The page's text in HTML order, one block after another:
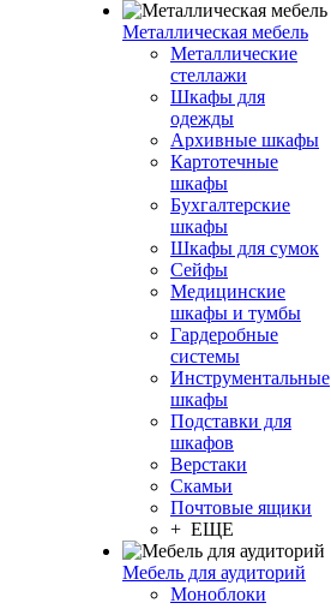
Металлическая мебель
Металлические
стеллажи
Шкафы для
одежды
Архивные шкафы
Картотечные
шкафы
Бухгалтерские
шкафы
Шкафы для сумок
Сейфы
Медицинские
шкафы и тумбы
Гардеробные
системы
Инструментальные
шкафы
Подставки для
шкафов
Верстаки
Скамьи
Почтовые ящики
+ ЕЩЕ
Мебель для аудиторий
Моноблоки